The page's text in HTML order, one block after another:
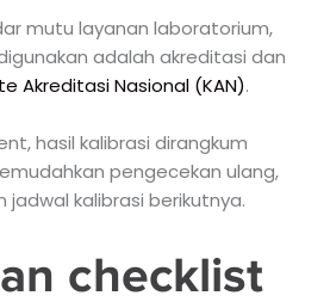
mutu layanan laboratorium,
adalah akreditasi dan
Akreditasi Nasional (KAN).
hasil kalibrasi dirangkum
pengecekan ulang,
kalibrasi berikutnya.
checklist